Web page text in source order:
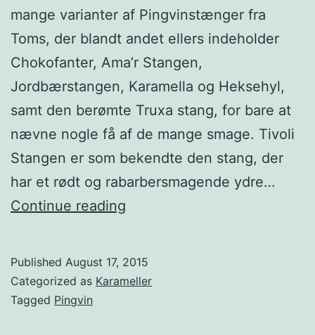
mange varianter af Pingvinstænger fra
Toms, der blandt andet ellers indeholder
Chokofanter, Ama’r Stangen,
Jordbærstangen, Karamella og Heksehyl,
samt den berømte Truxa stang, for bare at
nævne nogle få af de mange smage. Tivoli
Stangen er som bekendte den stang, der
har et rødt og rabarbersmagende ydre…
Continue reading
Published August 17, 2015
Categorized as Karameller
Tagged Pingvin